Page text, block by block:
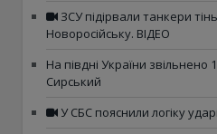
ЗСУ підірвали танкери
Новоросійську. ВІДЕО
На півдні України звільнено
Сирський
У СБС пояснили логіку